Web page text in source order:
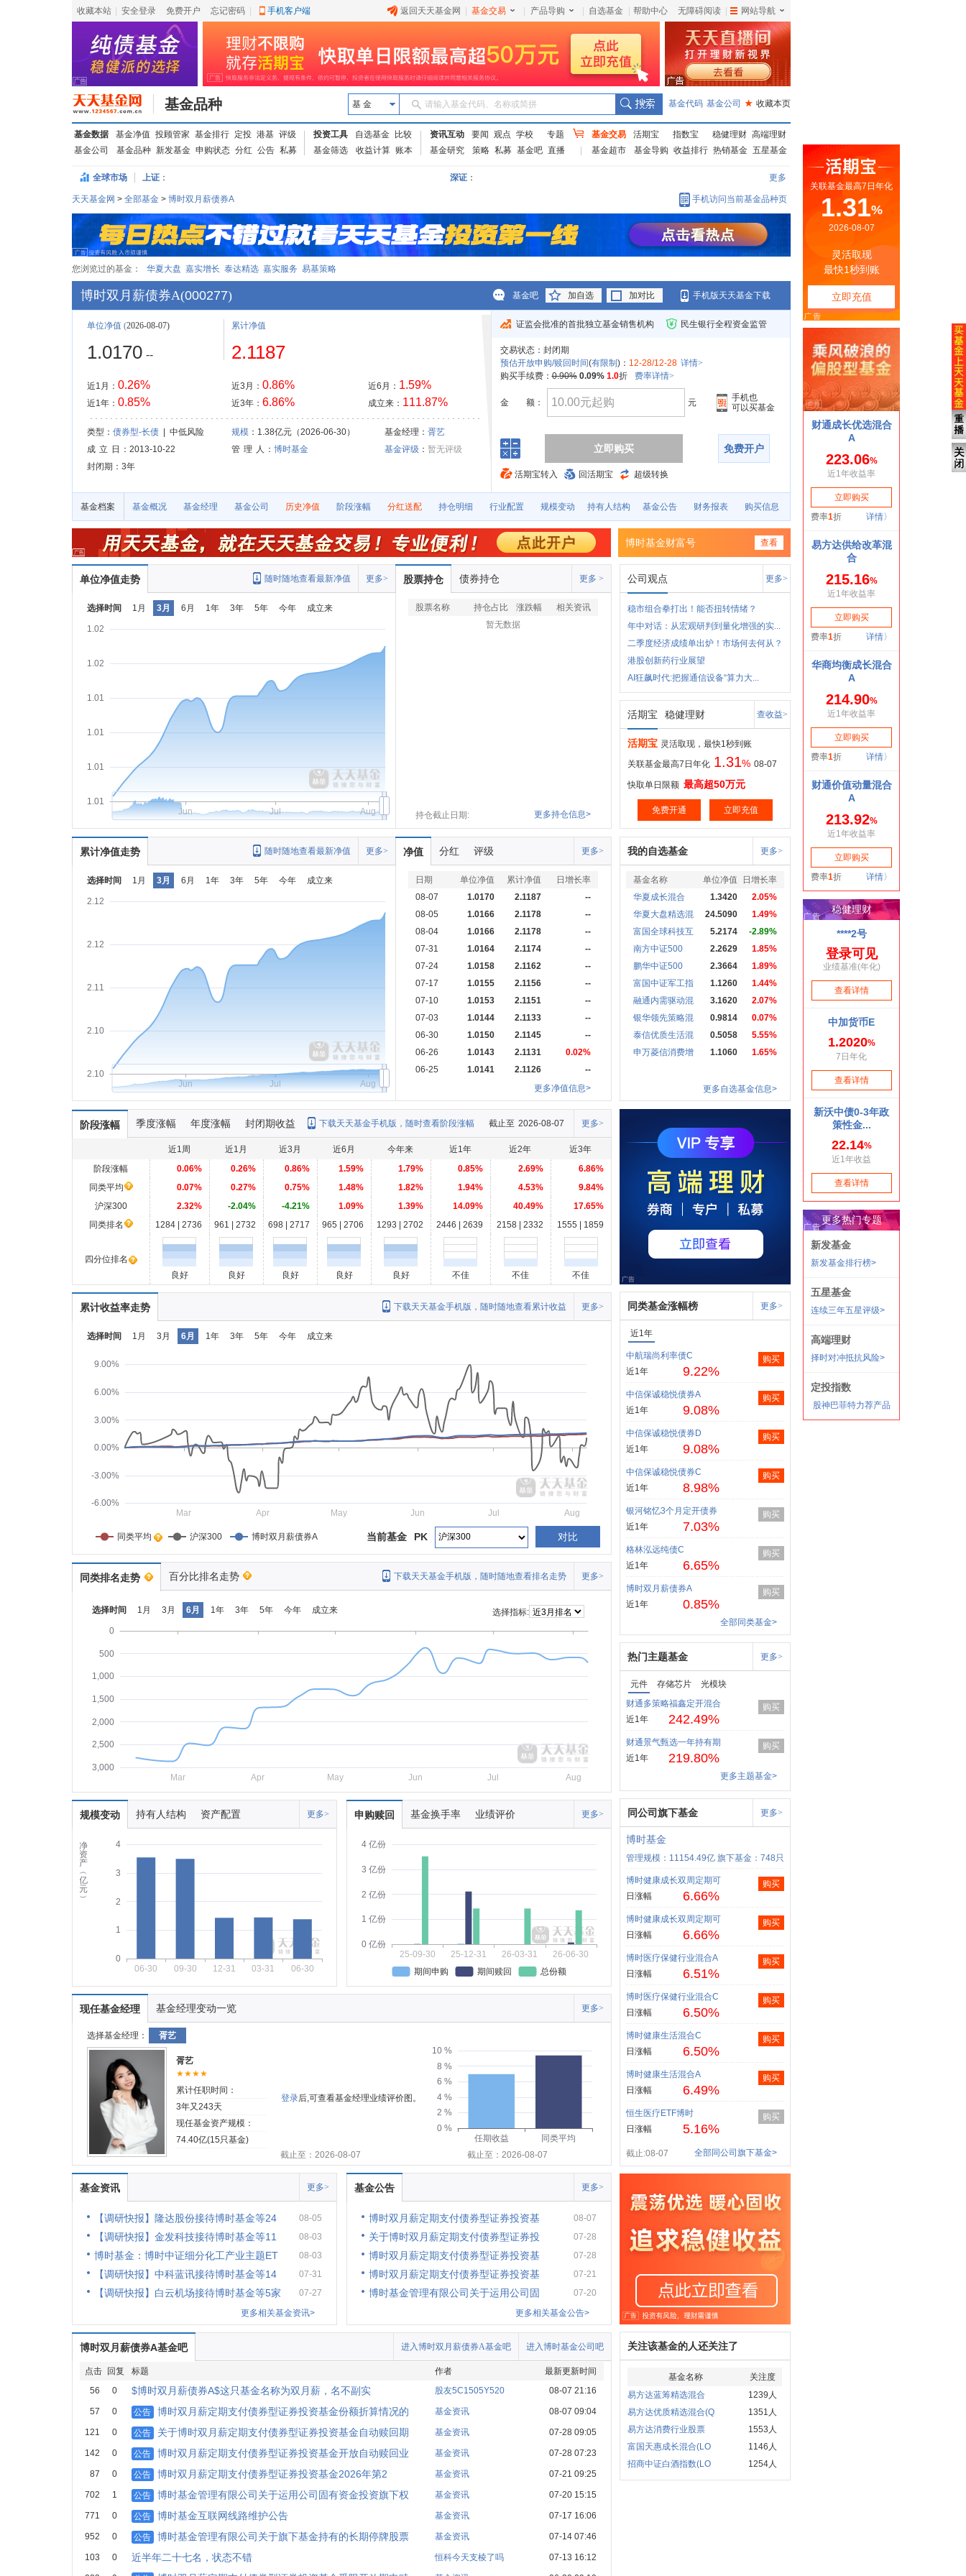
收藏本站 安全登录 免费开户 忘记密码 手机客户端 返回天天基金网 基金交易 产品导购 自选基金 帮助中心 无障碍阅读 网站导航
基金品种 基 金 请输入基金代码、名称或简拼 基金代码 基金公司 ★ 收藏本页
基金数据 基金净值 投顾管家 基金排行 定投 港基 评级
基金公司
基金品种 新发基金 申购状态 分红 公告 私募
投资工具 自选基金
比较
基金筛选
收益计算 账本
资讯互动 要闻 观点 学校
专题
基金研究
策略 私募 基金吧 直播
基金交易 活期宝 指数宝 稳健理财 高端理财
基金超市
基金导购 收益排行 热销基金 五星基金
全球市场 上证： 深证： 更多
天天基金网 > 全部基金 > 博时双月薪债券A 手机访问当前基金品种页
您浏览过的基金： 华夏大盘 嘉实增长 泰达精选 嘉实服务 易基策略
博时双月薪债券A(000277) 基金吧 加自选 加对比 手机版天天基金下载
单位净值 (2026-08-07)
1.0170 --
近1月： 0.26%
近1年： 0.85%
累计净值
2.1187
近3月： 0.86%
近3年： 6.86%
近6月： 1.59%
成立来： 111.87%
类型： 债券型-长债| 中低风险 规模：1.38亿元（2026-06-30） 基金经理： 胥艺
成 立 日
：2013-10-22 管 理 人 ： 博时基金 基金评级 ： 暂无评级
封闭期：3年
证监会批准的首批独立基金销售机构 民生银行全程资金监管
交易状态： 封闭期
预估开放申购/赎回时间(有限制 )： 12-28/12-28 详情>
购买手续费：0.90% 0.09% 1.0折 费率详情>
金 额： 元
手机也
可以买基金
立即购买 免费开户
活期宝转入 回活期宝 超级转换
基金档案 基金概况 基金经理 基金公司 历史净值 阶段涨幅 分红送配 持仓明细 行业配置 规模变动 持有人结构 基金公告 财务报表 购买信息
博时基金财富号 查看
单位净值走势 更多>
随时随地查看最新净值
选择时间 1月 3月 6月 1年 3年 5年 今年 成立来
1.01
1.01
1.01
1.01
1.02
1.02
Jun Jul Aug
股票持仓 债券持仓 更多 >
股票名称 持仓占比 涨跌幅
相关资讯
暂无数据
持仓截止日期: 更多持仓信息>
公司观点 更多>
稳市组合拳打出！能否扭转情绪？
年中对话：从宏观研判到量化增强的实...
二季度经济成绩单出炉！市场何去何从？
港股创新药行业展望
AI狂飙时代:把握通信设备“算力大...
活期宝 稳健理财 查收益>
活期宝 灵活取现，最快1秒到账
关联基金最高7日年化 1.31% 08-07
快取单日限额 最高超50万元
免费开通 立即充值
累计净值走势 更多>
随时随地查看最新净值
选择时间 1月 3月 6月 1年 3年 5年 今年 成立来
2.10
2.10
2.11
2.12
2.12
Jun Jul Aug
净值 分红 评级 更多>
日期 单位净值 累计净值
日增长率
08-07
1.0170 2.1187
--
08-05
1.0166 2.1178
--
08-04
1.0166 2.1178
--
07-31
1.0164 2.1174
--
07-24
1.0158 2.1162
--
07-17
1.0155 2.1156
--
07-10
1.0153 2.1151
--
07-03
1.0144 2.1133
--
06-30
1.0150 2.1145
--
06-26
1.0143 2.1131
0.02%
06-25
1.0141 2.1126
--
更多净值信息>
我的自选基金 更多>
基金名称 单位净值
日增长率
华夏成长混合
1.3420
2.05%
华夏大盘精选混
24.5090
1.49%
富国全球科技互
5.2174
-2.89%
南方中证500
2.2629
1.85%
鹏华中证500
2.3664
1.89%
富国中证军工指
1.1260
1.44%
融通内需驱动混
3.1620
2.07%
银华领先策略混
0.9814
0.07%
泰信优质生活混
0.5058
5.55%
申万菱信消费增
1.1060 1.65%
更多自选基金信息>
阶段涨幅 季度涨幅 年度涨幅 封闭期收益 更多>
截止至 2026-08-07
下载天天基金手机版，随时查看阶段涨幅
近1周 近1月 近3月 近6月 今年来 近1年 近2年
近3年
阶段涨幅
0.06% 0.26% 0.86% 1.59% 1.79% 0.85% 2.69%
6.86%
同类平均
0.07% 0.27% 0.75% 1.48% 1.82% 1.94% 4.53%
9.84%
沪深300
2.32% -2.04% -4.21% 1.09% 1.39% 14.09% 40.49%
17.65%
同类排名
1284 | 2736 961 | 2732 698 | 2717 965 | 2706 1293 | 2702 2446 | 2639 2158 | 2332 1555 | 1859
四分位排名
良好
良好 良好 良好 良好 不佳 不佳 不佳
累计收益率走势 更多>
下载天天基金手机版，随时随地查看累计收益
选择时间 1月 3月 6月 1年 3年 5年 今年 成立来
-6.00%
-3.00%
0.00%
3.00%
6.00%
9.00%
Mar Apr May Jun Jul Aug
同类平均 沪深300 博时双月薪债券A 对比
PK
当前基金
同类排名走势 百分比排名走势 更多>
下载天天基金手机版，随时随地查看排名走势
选择时间 1月 3月 6月 1年 3年 5年 今年 成立来
选择指标:
0
500
1,000
1,500
2,000
2,500
3,000
Mar
Apr May Jun Jul Aug
规模变动 持有人结构 资产配置 更多>
净
资
产
︵
亿
元
︶
0
1
2
3
4
06-30 09-30 12-31 03-31 06-30
申购赎回 基金换手率 业绩评价 更多>
0 亿份
1 亿份
2 亿份
3 亿份
4 亿份
25-09-30 25-12-31 26-03-31
26-06-30
期间申购
期间赎回 总份额
现任基金经理 基金经理变动一览 更多>
选择基金经理： 胥艺
胥艺
★★★★
累计任职时间：
3年又243天
现任基金资产规模：
74.40亿(15只基金)
登录后,可查看基金经理业绩评价图。
0 %
2 %
4 %
6 %
8 %
10 %
任期收益
同类平均
截止至：2026-08-07
截止至：2026-08-07
基金资讯 更多>
【调研快报】隆达股份接待博时基金等24 08-05
【调研快报】金发科技接待博时基金等11 08-03
博时基金：博时中证细分化工产业主题ET 08-03
【调研快报】中科蓝讯接待博时基金等14 07-31
【调研快报】白云机场接待博时基金等5家
07-27
更多相关基金资讯>
基金公告 更多>
博时双月薪定期支付债券型证券投资基 08-07
关于博时双月薪定期支付债券型证券投 07-28
博时双月薪定期支付债券型证券投资基 07-28
博时双月薪定期支付债券型证券投资基 07-21
博时基金管理有限公司关于运用公司固
07-20
更多相关基金公告>
博时双月薪债券A基金吧 进入博时基金公司吧
进入博时双月薪债券A基金吧
点击 回复 标题 作者
最新更新时间
56
0 $博时双月薪债券A$这只基金名称为双月薪，名不副实 股友5C1505Y520 08-07 21:16
57 0 公告 博时双月薪定期支付债券型证券投资基金份额折算情况的 基金资讯 08-07 09:04
121 0 公告 关于博时双月薪定期支付债券型证券投资基金自动赎回期 基金资讯 07-28 09:05
142 0 公告 博时双月薪定期支付债券型证券投资基金开放自动赎回业 基金资讯 07-28 07:23
87 0 公告 博时双月薪定期支付债券型证券投资基金2026年第2 基金资讯 07-21 09:25
702 1 公告 博时基金管理有限公司关于运用公司固有资金投资旗下权 基金资讯 07-20 15:15
771 0 公告 博时基金互联网线路维护公告 基金资讯 07-17 16:06
952 0 公告 博时基金管理有限公司关于旗下基金持有的长期停牌股票 基金资讯 07-14 07:46
103 0 近半年二十七名，状态不错 恒科今天支棱了吗 07-13 16:12
同类基金涨幅榜 更多>
近1年
中航瑞尚利率债C
近1年
9.22%
购买
中信保诚稳悦债券A
近1年
9.08%
购买
中信保诚稳悦债券D
近1年
9.08%
购买
中信保诚稳悦债券C
近1年
8.98%
购买
银河铭忆3个月定开债券
近1年
7.03%
购买
格林泓远纯债C
近1年
6.65%
购买
博时双月薪债券A
近1年
0.85%
购买
全部同类基金>
热门主题基金 更多>
元件 存储芯片
光模块
财通多策略福鑫定开混合
近1年
242.49%
购买
财通景气甄选一年持有期
近1年
219.80%
购买
更多主题基金>
同公司旗下基金 更多>
博时基金
管理规模：11154.49亿 旗下基金：748只
博时健康成长双周定期可
日涨幅
6.66%
购买
博时健康成长双周定期可
日涨幅
6.66%
购买
博时医疗保健行业混合A
日涨幅
6.51%
购买
博时医疗保健行业混合C
日涨幅
6.50%
购买
博时健康生活混合C
日涨幅
6.50%
购买
博时健康生活混合A
日涨幅
6.49%
购买
恒生医疗ETF博时
日涨幅
5.16%
购买
截止:08-07 全部同公司旗下基金>
关注该基金的人还关注了
基金名称
关注度
易方达蓝筹精选混合
1239人
易方达优质精选混合(Q
1351人
易方达消费行业股票
1553人
富国天惠成长混合(LO
1146人
招商中证白酒指数(LO
1254人